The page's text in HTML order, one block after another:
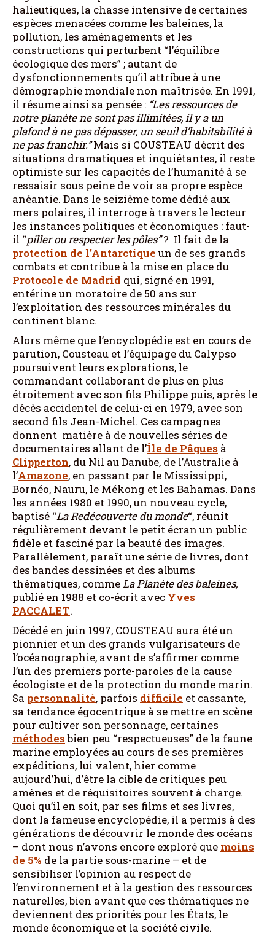
halieutiques, la chasse intensive de certaines
espèces menacées comme les baleines, la
pollution, les aménagements et les
constructions qui perturbent “l’équilibre
écologique des mers” ; autant de
dysfonctionnements qu’il attribue à une
démographie mondiale non maîtrisée. En 1991,
il résume ainsi sa pensée : “Les ressources de
notre planète ne sont pas illimitées, il y a un
plafond à ne pas dépasser, un seuil d’habitabilité à
ne pas franchir.”Mais si COUSTEAU décrit des
situations dramatiques et inquiétantes, il reste
optimiste sur les capacités de l’humanité à se
ressaisir sous peine de voir sa propre espèce
anéantie. Dans le seizième tome dédié aux
mers polaires, il interroge à travers le lecteur
les instances politiques et économiques : faut-
il “piller ou respecter les pôles”? Il fait de la
protection de l’Antarctique un de ses grands
combats et contribue à la mise en place du
Protocole de Madrid qui, signé en 1991,
entérine un moratoire de 50 ans sur
l’exploitation des ressources minérales du
continent blanc.
Alors même que l’encyclopédie est en cours de
parution, Cousteau et l’équipage du Calypso
poursuivent leurs explorations, le
commandant collaborant de plus en plus
étroitement avec son fils Philippe puis, après le
décès accidentel de celui-ci en 1979, avec son
second fils Jean-Michel. Ces campagnes
donnent matière à de nouvelles séries de
documentaires allant de l’Île de Pâques à
Clipperton, du Nil au Danube, de l’Australie à
l’Amazone, en passant par le Mississippi,
Bornéo, Nauru, le Mékong et les Bahamas. Dans
les années 1980 et 1990, un nouveau cycle,
baptisé “La Redécouverte du monde“, réunit
régulièrement devant le petit écran un public
fidèle et fasciné par la beauté des images.
Parallèlement, paraît une série de livres, dont
des bandes dessinées et des albums
thématiques, commeLa Planète des baleines,
publié en 1988 et co-écrit avec Yves
PACCALET.
Décédé en juin 1997, COUSTEAU aura été un
pionnier et un des grands vulgarisateurs de
l’océanographie, avant de s’affirmer comme
l’un des premiers porte-paroles de la cause
écologiste et de la protection du monde marin.
Sa personnalité, parfois difficile et cassante,
sa tendance égocentrique à se mettre en scène
pour cultiver son personnage, certaines
méthodesbien peu “respectueuses” de la faune
marine employées au cours de ses premières
expéditions, lui valent, hier comme
aujourd’hui, d’être la cible de critiques peu
amènes et de réquisitoires souvent à charge.
Quoi qu’il en soit, par ses films et ses livres,
dont la fameuse encyclopédie, il a permis à des
générations de découvrir le monde des océans
– dont nous n’avons encore exploré que moins
de 5% de la partie sous-marine – et de
sensibiliser l’opinion au respect de
l’environnement et à la gestion des ressources
naturelles, bien avant que ces thématiques ne
deviennent des priorités pour les États, le
monde économique et la société civile.